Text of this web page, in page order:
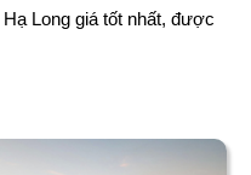
Long giá tốt nhất, được